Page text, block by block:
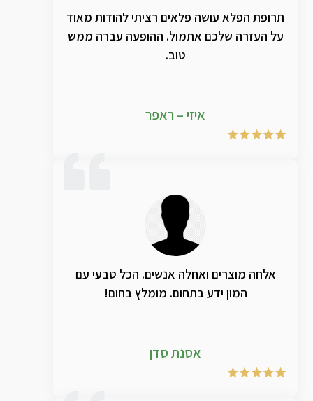
תרופת הפלא עושה פלאים רציתי להודות מאוד
על העזרה שלכם אתמול. ההופעה עברה ממש
טוב.
איזי – ראפר
אלחה מוצרים ואחלה אנשים. הכל טבעי עם
המון ידע בתחום. מומלץ בחום!
אסנת סדן